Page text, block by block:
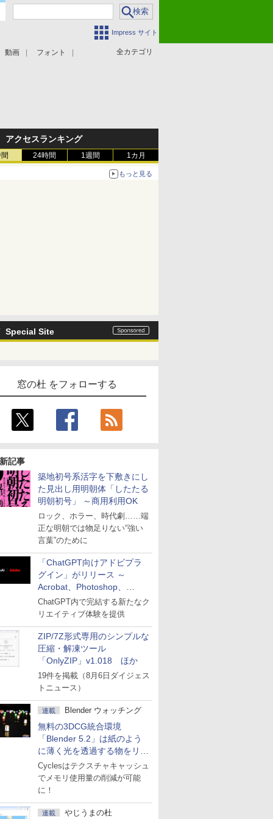
Impress サイト
全カテゴリ
動画 フォント
アクセスランキング
24時間 1週間 1カ月
もっと見る
Special Site
窓の杜 をフォローする
記事
築地初号系活字を下敷きにし
た見出し用明朝体「したたる
明朝初号」 ～商用利用OK
ロック、ホラー、時代劇……端
正な明朝では物足りない“強い
言葉”のために
「ChatGPT向けアドビプラ
グイン」がリリース ～
Acrobat、Photoshop、
Premiereなどの機能を1つの
プラグインに統合
ChatGPT内で完結する新たなク
リエイティブ体験を提供
ZIP/7Z形式専用のシンプルな
圧縮・解凍ツール
「OnlyZIP」v1.018 ほか
19件を掲載（8月6日ダイジェス
トニュース）
連載 Blender ウォッチング
無料の3DCG統合環境
「Blender 5.2」は紙のよう
に薄く光を透過する物をリア
ルに表現
Cyclesはテクスチャキャッシュ
でメモリ使用量の削減が可能
に！
連載 やじうまの杜